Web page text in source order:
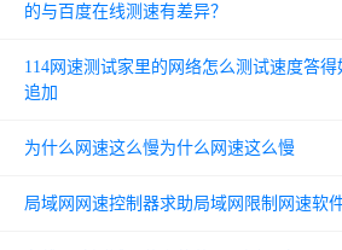
的与百度在线测速有差异？
114网速测试家里的网络怎么测试速度答得
追加
为什么网速这么慢为什么网速这么慢
局域网网速控制器求助局域网限制网速软